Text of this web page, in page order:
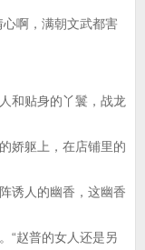
啊，满朝文武都害
和贴身的丫鬟，战龙
娇躯上，在店铺里的
诱人的幽香，这幽香
“赵普的女人还是另